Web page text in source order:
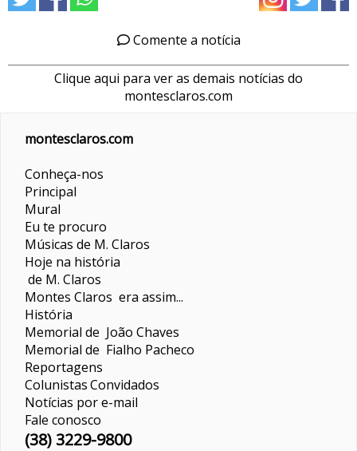
Comente a notícia
Clique aqui para ver as demais notícias do
montesclaros.com
montesclaros.com
Conheça-nos
Principal
Mural
Eu te procuro
Músicas de M. Claros
Hoje na história
de M. Claros
Montes Claros era assim...
História
Memorial de João Chaves
Memorial de Fialho Pacheco
Reportagens
ColunistasConvidados
Notícias por e-mail
Fale conosco
(38) 3229-9800